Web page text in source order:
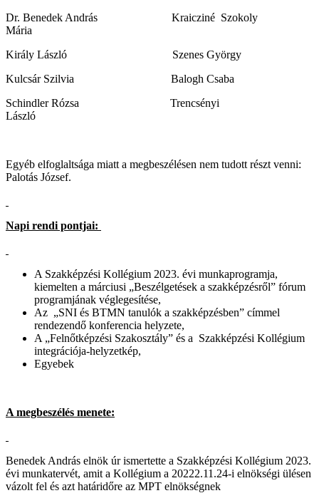
Dr. Benedek András Kraicziné Szokoly
Mária
Király László Szenes György
Kulcsár Szilvia Balogh Csaba
Schindler Rózsa Trencsényi
László
Egyéb elfoglaltsága miatt a megbeszélésen nem tudott részt venni:
Palotás József.
Napi rendi pontjai:
A Szakképzési Kollégium 2023. évi munkaprogramja,
kiemelten a márciusi „Beszélgetések a szakképzésről” fórum
programjának véglegesítése,
Az „SNI és BTMN tanulók a szakképzésben” címmel
rendezendő konferencia helyzete,
A „Felnőtképzési Szakosztály” és a Szakképzési Kollégium
integrációja-helyzetkép,
Egyebek
A megbeszélés menete:
Benedek András elnök úr ismertette a Szakképzési Kollégium 2023.
évi munkatervét, amit a Kollégium a 20222.11.24-i elnökségi ülésen
vázolt fel és azt határidőre az MPT elnökségnek